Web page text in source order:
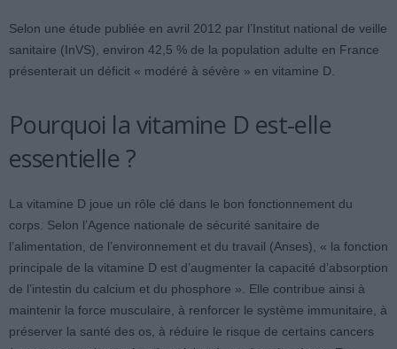
Selon une étude publiée en avril 2012 par l’Institut national de veille
sanitaire (InVS), environ 42,5 % de la population adulte en France
présenterait un déficit « modéré à sévère » en vitamine D.
Pourquoi la vitamine D est-elle
essentielle ?
La vitamine D joue un rôle clé dans le bon fonctionnement du
corps. Selon l’Agence nationale de sécurité sanitaire de
l’alimentation, de l’environnement et du travail (Anses), « la fonction
principale de la vitamine D est d’augmenter la capacité d’absorption
de l’intestin du calcium et du phosphore ». Elle contribue ainsi à
maintenir la force musculaire, à renforcer le système immunitaire, à
préserver la santé des os, à réduire le risque de certains cancers